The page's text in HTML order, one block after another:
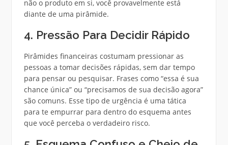
não o produto em si, você provavelmente está
diante de uma pirâmide.
4. Pressão Para Decidir Rápido
Pirâmides financeiras costumam pressionar as
pessoas a tomar decisões rápidas, sem dar tempo
para pensar ou pesquisar. Frases como “essa é sua
chance única” ou “precisamos de sua decisão agora”
são comuns. Esse tipo de urgência é uma tática
para te empurrar para dentro do esquema antes
que você perceba o verdadeiro risco.